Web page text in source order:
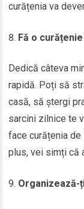
curățenia va
Fă o
Dedică câteva
rapidă. Poți să
casă, să ștergi
sarcini zilnice te
face curățenia
plus, vei simți că
Organizează-